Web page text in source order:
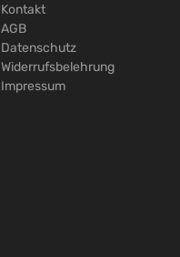
Kontakt
AGB
Datenschutz
Widerrufsbelehrung
Impressum